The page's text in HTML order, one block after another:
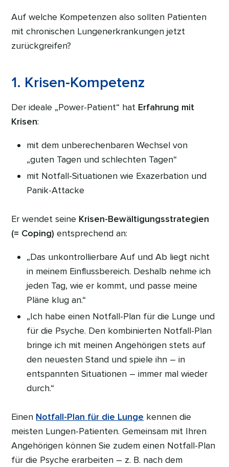
Auf welche Kompetenzen also sollten Patienten
mit chronischen Lungenerkrankungen jetzt
zurückgreifen?
1. Krisen-Kompetenz
Der ideale „Power-Patient“ hat Erfahrung mit
Krisen:
mit dem unberechenbaren Wechsel von
„guten Tagen und schlechten Tagen“
mit Notfall-Situationen wie Exazerbation und
Panik-Attacke
Er wendet seine Krisen-Bewältigungsstrategien
(= Coping) entsprechend an:
„Das unkontrollierbare Auf und Ab liegt nicht
in meinem Einflussbereich. Deshalb nehme ich
jeden Tag, wie er kommt, und passe meine
Pläne klug an.“
„Ich habe einen Notfall-Plan für die Lunge und
für die Psyche. Den kombinierten Notfall-Plan
bringe ich mit meinen Angehörigen stets auf
den neuesten Stand und spiele ihn – in
entspannten Situationen – immer mal wieder
durch.“
Einen Notfall-Plan für die Lunge kennen die
meisten Lungen-Patienten. Gemeinsam mit Ihren
Angehörigen können Sie zudem einen Notfall-Plan
für die Psyche erarbeiten – z. B. nach dem